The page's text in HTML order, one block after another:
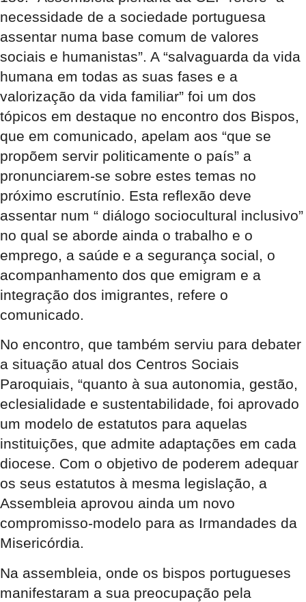
necessidade de a sociedade portuguesa
assentar numa base comum de valores
sociais e humanistas”. A “salvaguarda da vida
humana em todas as suas fases e a
valorização da vida familiar” foi um dos
tópicos em destaque no encontro dos Bispos,
que em comunicado, apelam aos “que se
propõem servir politicamente o país” a
pronunciarem-se sobre estes temas no
próximo escrutínio. Esta reflexão deve
assentar num “ diálogo sociocultural inclusivo”
no qual se aborde ainda o trabalho e o
emprego, a saúde e a segurança social, o
acompanhamento dos que emigram e a
integração dos imigrantes, refere o
comunicado.
No encontro, que também serviu para debater
a situação atual dos Centros Sociais
Paroquiais, “quanto à sua autonomia, gestão,
eclesialidade e sustentabilidade, foi aprovado
um modelo de estatutos para aquelas
instituições, que admite adaptações em cada
diocese. Com o objetivo de poderem adequar
os seus estatutos à mesma legislação, a
Assembleia aprovou ainda um novo
compromisso-modelo para as Irmandades da
Misericórdia.
Na assembleia, onde os bispos portugueses
manifestaram a sua preocupação pela